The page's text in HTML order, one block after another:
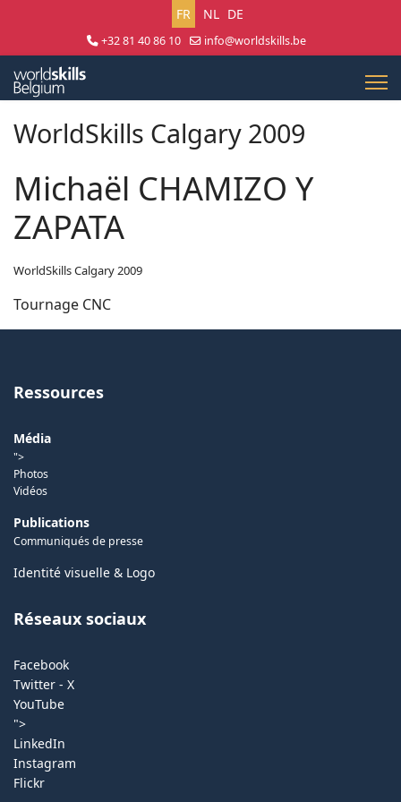
Sélectionnez votre langue
FR NL DE
+32 81 40 86 10
info@worldskills.be
WorldSkills Calgary 2009
Michaël CHAMIZO Y
ZAPATA
WorldSkills Calgary 2009
Tournage CNC
Ressources
Média
">
Photos
Vidéos
Publications
Communiqués de presse
Identité visuelle & Logo
Réseaux sociaux
Facebook
Twitter - X
YouTube
">
LinkedIn
Instagram
Flickr